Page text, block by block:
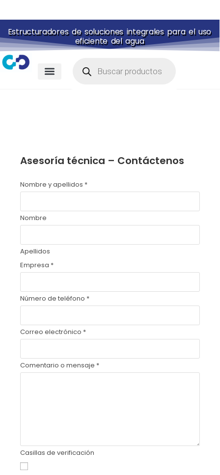
Estructuradores de soluciones integrales para el uso
eficiente del agua
Asesoría técnica – Contáctenos
Nombre y apellidos *
Nombre
Apellidos
Empresa *
Número de teléfono *
Correo electrónico *
Comentario o mensaje *
Casillas de verificación